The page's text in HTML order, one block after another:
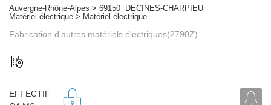
Auvergne-Rhône-Alpes > 69150 DECINES-CHARPIEU
Matériel électrique > Matériel électrique
Fabrication d'autres matériels électriques(2790Z)
EFFECTIF